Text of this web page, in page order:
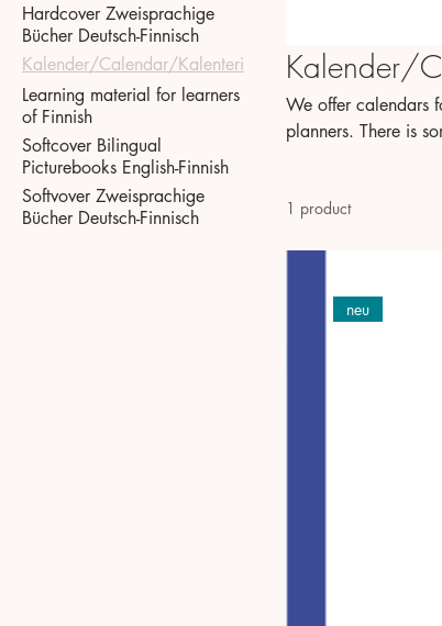
Hardcover Zweisprachige
Bücher Deutsch-Finnisch
Kalender/Calendar/Kalenteri
Learning material for learners
of Finnish
Softcover Bilingual
Picturebooks English-Finnish
Softvover Zweisprachige
Bücher Deutsch-Finnisch
Kalender/
We offer calendars
planners. There is something for everyone.
opetuskalentereita,
1 product
neu